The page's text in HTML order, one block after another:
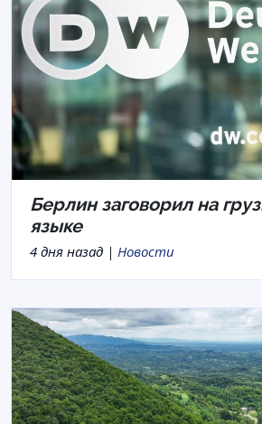
Берлин заговорил на
языке
4 дня назад | Новости